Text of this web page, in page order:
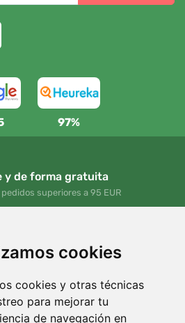
cookies
cookies y otras técnicas
para mejorar tu
de navegación en
97%
y de forma gratuita
superiores a 95 EUR
gratuitos
su pedido en cualquier momento
un árbol. Leer más